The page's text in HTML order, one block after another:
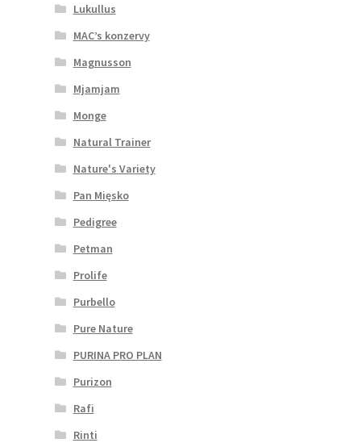
Lukullus
MAC’s konzervy
Magnusson
Mjamjam
Monge
Natural Trainer
Nature's Variety
Pan Mięsko
Pedigree
Petman
Prolife
Purbello
Pure Nature
PURINA PRO PLAN
Purizon
Rafi
Rinti